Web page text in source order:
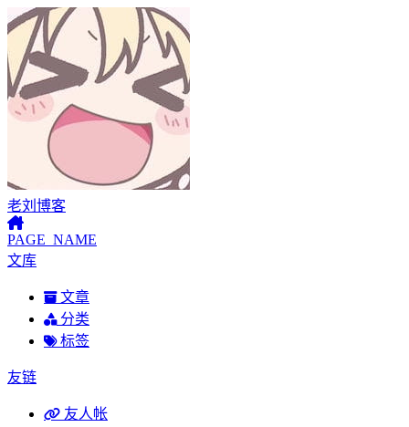
老刘博客
PAGE_NAME
文库
文章
分类
标签
友链
友人帐